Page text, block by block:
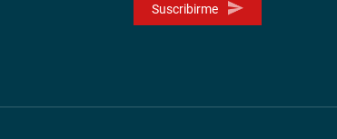
Suscribirme